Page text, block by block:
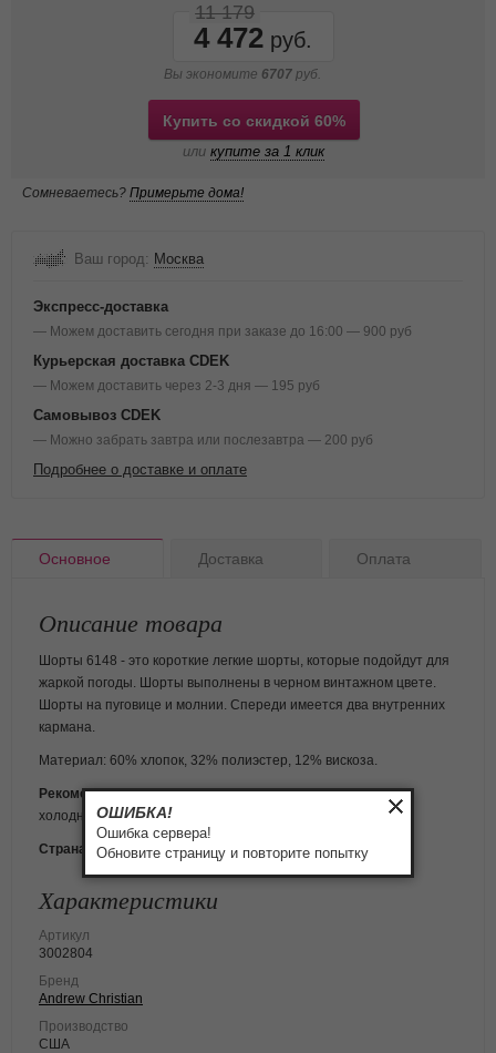
4 472
11 179
Вы экономите 6707 руб.
Купить со скидкой 60%
или купите за 1 клик
Сомневаетесь? Примерьте дома!
Ваш город: Москва
Экспресс-доставка
— Можем доставить сегодня при заказе до 16:00 — 900 руб
Курьерская доставка CDEK
— Можем доставить через 2-3 дня — 195 руб
Самовывоз CDEK
— Можно забрать завтра или послезавтра — 200 руб
Подробнее о доставке и оплате
Основное Доставка Оплата
Описание товара
Шорты 6148 - это короткие легкие шорты, которые подойдут для
жаркой погоды. Шорты выполнены в черном винтажном цвете.
Шорты на пуговице и молнии. Спереди имеется два внутренних
кармана.
Материал: 60% хлопок, 32% полиэстер, 12% вискоза.
Рекомендации по уходу:бережная машинная стирка в
холодной воде.
Страна изготовитель:США
Характеристики
Артикул
3002804
Бренд
Andrew Christian
Производство
США
ОШИБКА!
Ошибка сервера!
Обновите страницу и повторите попытку